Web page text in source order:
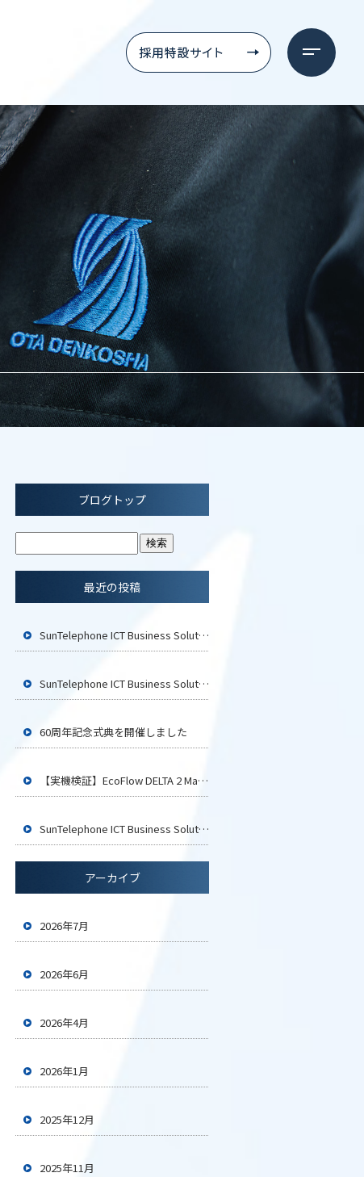
ブログトップ
最近の投稿
SunTelephone ICT Business Solution2026 広島に参加いたします
SunTelephone ICT Business Solution2026 福岡に参加いたします
60周年記念式典を開催しました
【実機検証】EcoFlow DELTA 2 Maxでイカ釣り用LEDライト4台は何時間使える？
SunTelephone ICT Business Solution2026 大阪に参加いたします
アーカイブ
2026年7月
2026年6月
2026年4月
2026年1月
2025年12月
2025年11月